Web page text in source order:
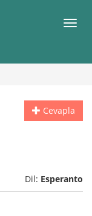
Cevapla
Dil: Esperanto